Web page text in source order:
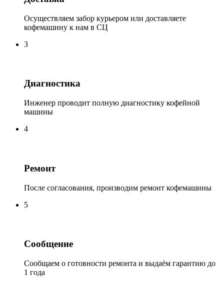
Осуществляем забор курьером или доставляете
кофемашину к нам в СЦ
3
Диагностика
Инженер проводит полную диагностику кофейной
машины
4
Ремонт
После согласования, производим ремонт кофемашины
5
Сообщение
Сообщаем о готовности ремонта и выдаём гарантию до
1 года